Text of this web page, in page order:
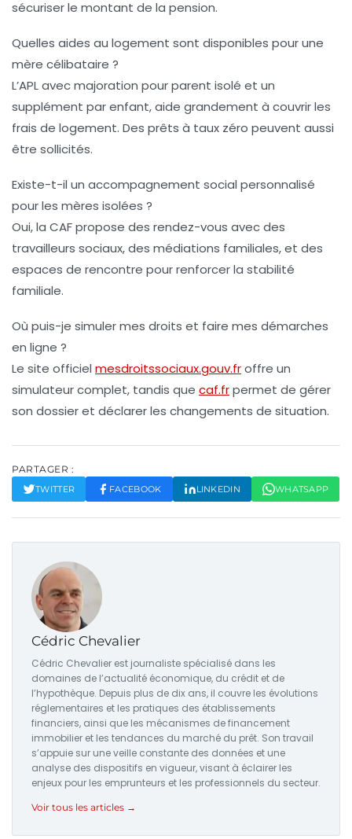
sécuriser le montant de la pension.
Quelles aides au logement sont disponibles pour une
mère célibataire ?
L’APL avec majoration pour parent isolé et un
supplément par enfant, aide grandement à couvrir les
frais de logement. Des prêts à taux zéro peuvent aussi
être sollicités.
Existe-t-il un accompagnement social personnalisé
pour les mères isolées ?
Oui, la CAF propose des rendez-vous avec des
travailleurs sociaux, des médiations familiales, et des
espaces de rencontre pour renforcer la stabilité
familiale.
Où puis-je simuler mes droits et faire mes démarches
en ligne ?
Le site officiel mesdroitssociaux.gouv.froffre un
simulateur complet, tandis que caf.frpermet de gérer
son dossier et déclarer les changements de situation.
PARTAGER :
TWITTER FACEBOOK LINKEDIN WHATSAPP
Cédric Chevalier
Cédric Chevalier est journaliste spécialisé dans les
domaines de l’actualité économique, du crédit et de
l’hypothèque. Depuis plus de dix ans, il couvre les évolutions
réglementaires et les pratiques des établissements
financiers, ainsi que les mécanismes de financement
immobilier et les tendances du marché du prêt. Son travail
s’appuie sur une veille constante des données et une
analyse des dispositifs en vigueur, visant à éclairer les
enjeux pour les emprunteurs et les professionnels du secteur.
Voir tous les articles →